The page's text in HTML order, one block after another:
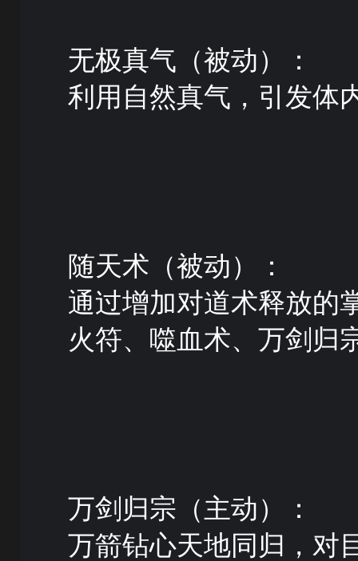
无极真气（被动）：
利用自然真气，引发体
随天术（被动）：
通过增加对道术释放的
火符、噬血术、万剑归
万剑归宗（主动）：
万箭钻心天地同归，对